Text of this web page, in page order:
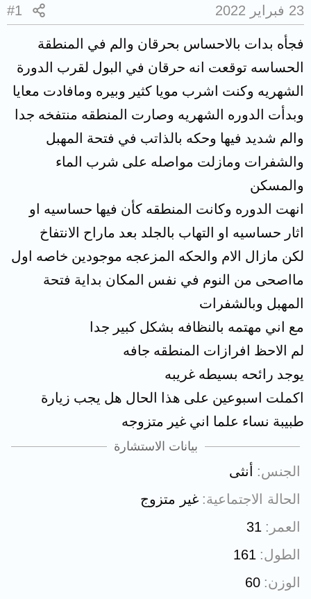
23 فبراير 2022 #1
فجأه بدات بالاحساس بحرقان والم في المنطقة
الحساسه توقعت انه حرقان في البول لقرب الدورة
الشهريه وكنت اشرب مويا كثير وبيره ومافادت معايا
وبدأت الدوره الشهريه وصارت المنطقه منتفخه جدا
والم شديد فيها وحكه بالذاتب في فتحة المهبل
والشفرات ومازلت مواصله على شرب الماء
والمسكن
انهت الدوره وكانت المنطقه كأن فيها حساسيه او
اثار حساسيه او التهاب بالجلد بعد ماراح الانتفاخ
لكن مازال الام والحكه المزعجه موجودين خاصه اول
مااصحى من النوم في نفس المكان بداية فتحة
المهبل وبالشفرات
مع اني مهتمه بالنظافه بشكل كبير جدا
لم الاحظ افرازات المنطقه جافه
يوجد رائحه بسيطه غريبه
اكملت اسبوعين على هذا الحال هل يجب زيارة
طبيبة نساء علما اني غير متزوجه
بيانات الاستشارة
الجنس
أنثى
الحالة الاجتماعية غير متزوج
العمر
31
الطول 161
الوزن 60